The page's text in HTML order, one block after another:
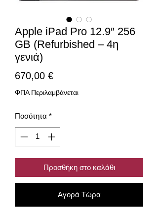
Apple iPad Pro 12.9″ 256
GB (Refurbished – 4η
γενιά)
670,00 €Τιμή
ΦΠΑ Περιλαμβάνεται
Ποσότητα *
Προσθήκη στο καλάθι
Αγορά Τώρα